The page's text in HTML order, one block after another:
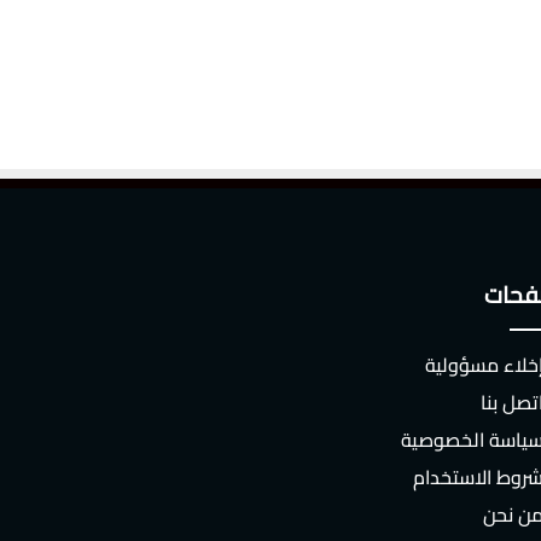
مسؤولية
اتصل بنا
الخصوصية
شروط الاستخدام
نحن